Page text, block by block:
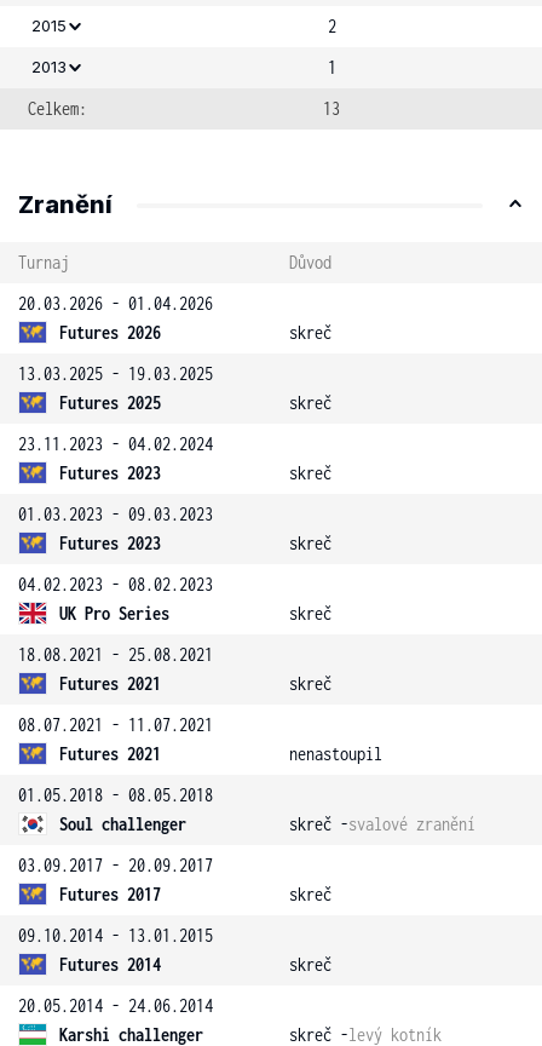
2015 2
2013
1
Celkem:
13
Zranění
Turnaj
Důvod
20.03.2026 - 01.04.2026
Futures 2026
skreč
13.03.2025 - 19.03.2025
Futures 2025
skreč
23.11.2023 - 04.02.2024
Futures 2023
skreč
01.03.2023 - 09.03.2023
Futures 2023
skreč
04.02.2023 - 08.02.2023
UK Pro Series
skreč
18.08.2021 - 25.08.2021
Futures 2021
skreč
08.07.2021 - 11.07.2021
Futures 2021
nenastoupil
01.05.2018 - 08.05.2018
Soul challenger
skreč -svalové zranění
03.09.2017 - 20.09.2017
Futures 2017
skreč
09.10.2014 - 13.01.2015
Futures 2014
skreč
20.05.2014 - 24.06.2014
Karshi challenger
skreč -levý kotník